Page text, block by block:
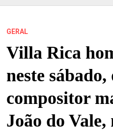
GERAL
Villa Rica
neste
compositor
João do Vale,